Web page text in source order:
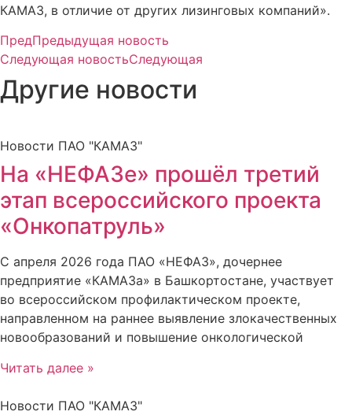
КАМАЗ, в отличие от других лизинговых компаний».
ПредПредыдущая новость
Следующая новостьСледующая
Другие новости
Новости ПАО "КАМАЗ"
На «НЕФАЗе» прошёл третий
этап всероссийского проекта
«Онкопатруль»
С апреля 2026 года ПАО «НЕФАЗ», дочернее
предприятие «КАМАЗа» в Башкортостане, участвует
во всероссийском профилактическом проекте,
направленном на раннее выявление злокачественных
новообразований и повышение онкологической
Читать далее »
Новости ПАО "КАМАЗ"